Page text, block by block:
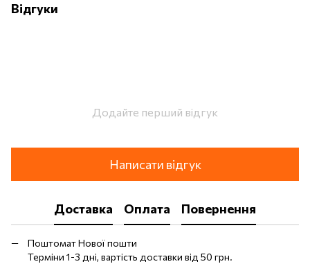
Відгуки
Додайте перший відгук
Написати відгук
Доставка Оплата Повернення
Поштомат Нової пошти
Терміни 1-3 дні, вартість доставки від 50 грн.